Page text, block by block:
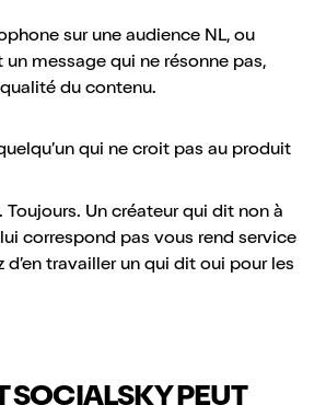
sur une audience NL, ou
un message qui ne résonne pas,
du contenu.
qui ne croit pas au produit
Toujours. Un créateur qui dit non à
correspond pas vous rend service
travailler un qui dit oui pour les
PEUT